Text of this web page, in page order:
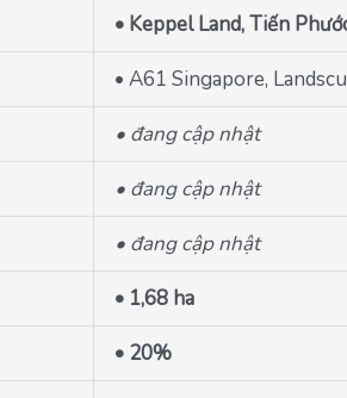
• Keppel Land, Tiến
• A61 Singapore,
• đang cập nhật
• đang cập nhật
• đang cập nhật
• 1,68 ha
• 20%